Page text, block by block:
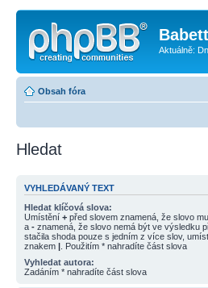
Aktuálně:
Obsah fóra
Hledat
VYHLEDÁVANÝ TEXT
Hledat klíčová slova:
Umístění + před slovem znamená, že slovo
a - znamená, že slovo nemá být ve výsledku
stačila shoda pouze s jedním z více slov,
znakem | . Použitím * nahradíte část slova
Vyhledat autora:
Zadáním * nahradíte část slova